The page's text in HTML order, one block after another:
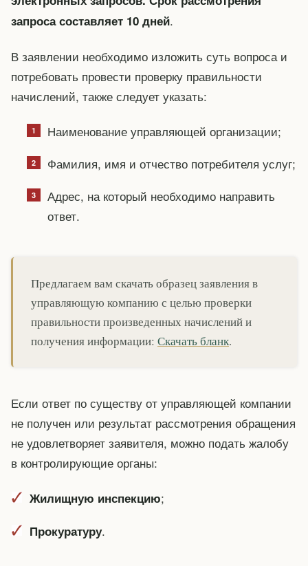
запроса составляет 10 дней.
В заявлении необходимо изложить суть вопроса и
потребовать провести проверку правильности
начислений, также следует указать:
Наименование управляющей организации;
Фамилия, имя и отчество потребителя услуг;
Адрес, на который необходимо направить
ответ.
Предлагаем вам скачать образец заявления в
управляющую компанию с целью проверки
правильности произведенных начислений и
получения информации: Скачать бланк.
Если ответ по существу от управляющей компании
не получен или результат рассмотрения обращения
не удовлетворяет заявителя, можно подать жалобу
в контролирующие органы:
Жилищную инспекцию;
Прокуратуру.